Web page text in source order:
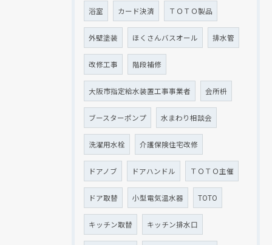
浴室 カード決済 ＴＯＴＯ製品
外壁塗装 ほくさんバスオール 排水管
改修工事 階段補修
大阪市指定給水装置工事事業者 会所枡
ブースターポンプ 水まわり相談会
洗濯用水栓 介護保険住宅改修
ドアノブ ドアハンドル ＴＯＴＯ主催
ドア取替 小型電気温水器 TOTO
キッチン取替 キッチン排水口